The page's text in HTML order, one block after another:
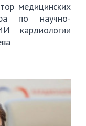
медицинских
по научно-
кардиологии